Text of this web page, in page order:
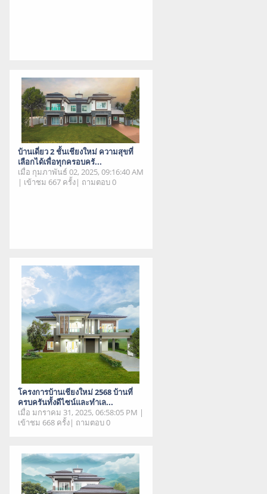
บ้านเดี่ยว 2 ชั้นเชียงใหม่ ความสุขที่
เลือกได้เพื่อทุกครอบครั...
เมื่อ กุมภาพันธ์ 02, 2025, 09:16:40 AM
| เข้าชม 667 ครั้ง| ถามตอบ 0
โครงการบ้านเชียงใหม่ 2568 บ้านที่
ครบครันทั้งดีไซน์และทำเล...
เมื่อ มกราคม 31, 2025, 06:58:05 PM |
เข้าชม 668 ครั้ง| ถามตอบ 0